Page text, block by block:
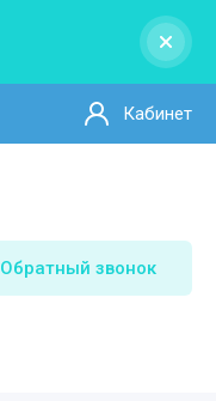
Кабинет
Обратный звонок